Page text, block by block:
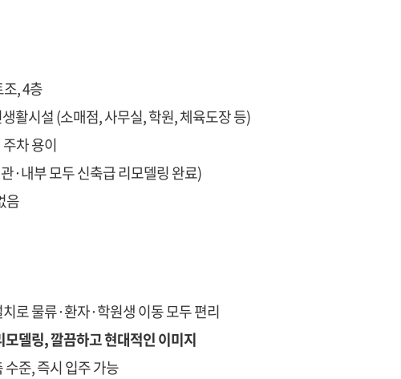
, 4층
활시설 (소매점, 사무실, 학원, 체육도장 등)
차 용이
·내부 모두 신축급 리모델링 완료)
음
로 물류·환자·학원생 이동 모두 편리
모델링, 깔끔하고 현대적인 이미지
준, 즉시 입주 가능